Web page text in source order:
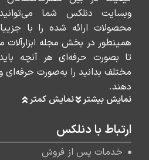
وبسایت دنلکس شما
محصولات ارائه شده را با
همینطور در بخش مجله
تا بصورت حرفه‌ای هر آنچه باید
مختلف بدانید را به‌صورت حرفه‌ای
دهند.
نمایش بیشتر نمایش کمتر
ارتباط با دنلکس
خدمات پس از فروش